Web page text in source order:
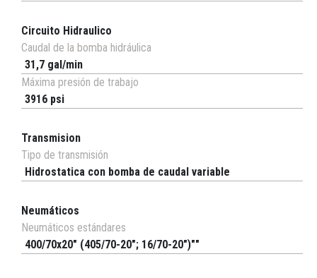
Circuito Hidraulico
Caudal de la bomba hidráulica
31,7 gal/min
Máxima presión de trabajo
3916 psi
Transmision
Tipo de transmisión
Hidrostatica con bomba de caudal variable
Neumáticos
Neumáticos estándares
400/70x20" (405/70-20"; 16/70-20")""